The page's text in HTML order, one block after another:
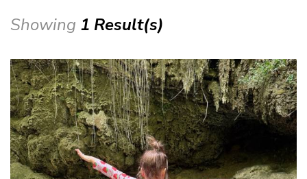
Showing 1 Result(s)